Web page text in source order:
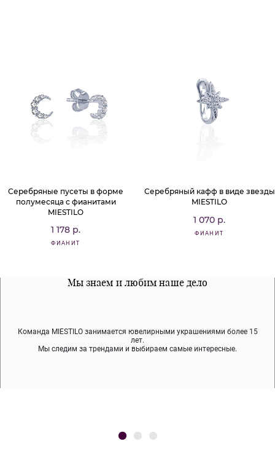
Серебряные пусеты в форме
полумесяца с фианитами
MIESTILO
1 178 р.
ФИАНИТ
Серебряный кафф в виде звезды
MIESTILO
1 070 р.
ФИАНИТ
Мы знаем и любим наше дело
Команда MIESTILO занимается ювелирными украшениями более 15
лет.
Мы следим за трендами и выбираем самые интересные.
Все наши материалы гипоалергенны
Мы используем покрытие (родий, ювелирный сплав), которое не
содержит никеля и свинца — это исключает аллергию.
Примерка перед покупкой
Во время доставки спокойно примеряйте украшения, выбирайте те,
что вам нравятся, остальные заберёт курьер.